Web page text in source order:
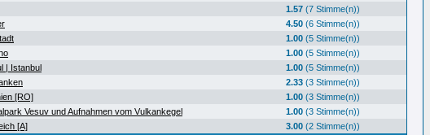
1.57 (7 Stimme(n))
4.50 (6 Stimme(n))
1.00 (5 Stimme(n))
1.00 (5 Stimme(n))
| Istanbul 1.00 (5 Stimme(n))
2.33 (3 Stimme(n))
[RO] 1.00 (3 Stimme(n))
Vesuv und Aufnahmen vom Vulkankegel 1.00 (3 Stimme(n))
[A] 3.00 (2 Stimme(n))